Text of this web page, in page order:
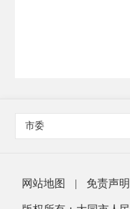
市委
网站地图 | 免责声明